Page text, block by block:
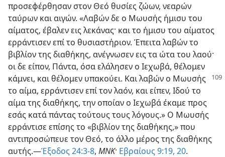
προσεφέρθησαν στον Θεό θυσίες ζώων, νεαρών
ταύρων και αιγών. «Λαβών δε ο Μωυσής ήμισυ του
αίματος, έβαλεν εις λεκάνας· και το ήμισυ του αίματος
ερράντισεν επί το θυσιαστήριον. Έπειτα λαβών το
βιβλίον της διαθήκης, ανέγνωσεν εις τα ώτα του λαού·
οι δε είπον, Πάντα, όσα ελάλησεν ο Ιεχωβά, θέλομεν
κάμνει, και θέλομεν υπακούει. Και λαβών ο Μωυσής
το αίμα, ερράντισεν επί τον λαόν, και είπεν, Ιδού το
αίμα της διαθήκης, την οποίαν ο Ιεχωβά έκαμε προς
εσάς κατά πάντας τούτους τους λόγους.» Ο Μωυσής
ερράντισε επίσης το «βιβλίον της διαθήκης,» που
αντιπροσώπευε τον Θεό, το άλλο μέρος της διαθήκης
αυτής.—Έξοδος 24:3-8, ΜΝΚ· Εβραίους 9:19, 20.